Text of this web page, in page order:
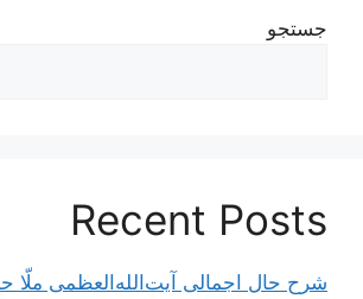
جستجو
Recent Posts
شرح حال اجمالی آیت‌الله‌العظمی ملّا